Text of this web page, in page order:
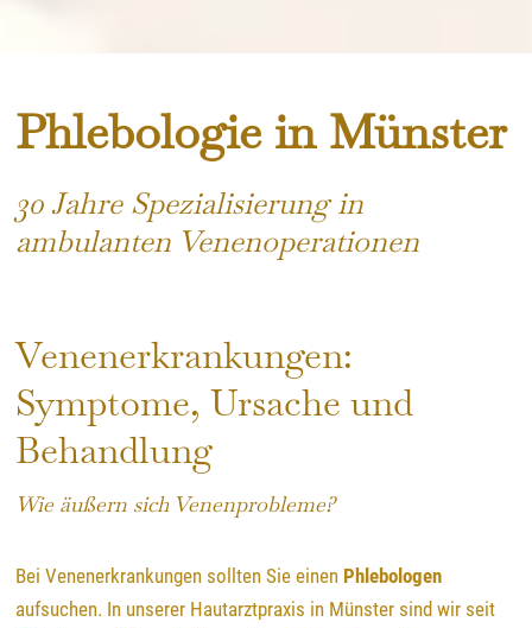
Phlebologie in Münster
30 Jahre Spezialisierung in
ambulanten Venenoperationen
Venenerkrankungen:
Symptome, Ursache und
Behandlung
Wie äußern sich Venenprobleme?
Bei Venenerkrankungen sollten Sie einen Phlebologen
aufsuchen. In unserer Hautarztpraxis in Münster sind wir seit